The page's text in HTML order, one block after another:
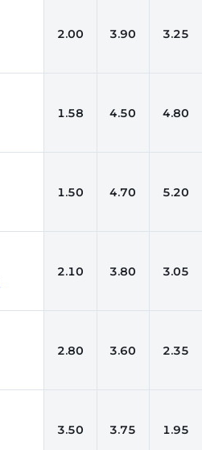
2.00 3.90 3.25
1.58 4.50 4.80
1.50 4.70 5.20
2.10 3.80 3.05
2.80 3.60 2.35
3.50 3.75 1.95